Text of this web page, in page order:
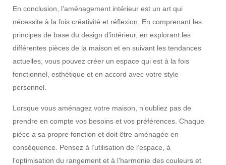
En conclusion, l’aménagement intérieur est un art qui
nécessite à la fois créativité et réflexion. En comprenant les
principes de base du design d’intérieur, en explorant les
différentes pièces de la maison et en suivant les tendances
actuelles, vous pouvez créer un espace qui est à la fois
fonctionnel, esthétique et en accord avec votre style
personnel.
Lorsque vous aménagez votre maison, n’oubliez pas de
prendre en compte vos besoins et vos préférences. Chaque
pièce a sa propre fonction et doit être aménagée en
conséquence. Pensez à l’utilisation de l’espace, à
l’optimisation du rangement et à l’harmonie des couleurs et